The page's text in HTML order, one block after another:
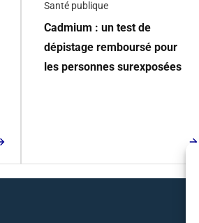
Santé publique
Cadmium : un test de
dépistage remboursé pour
les personnes surexposées